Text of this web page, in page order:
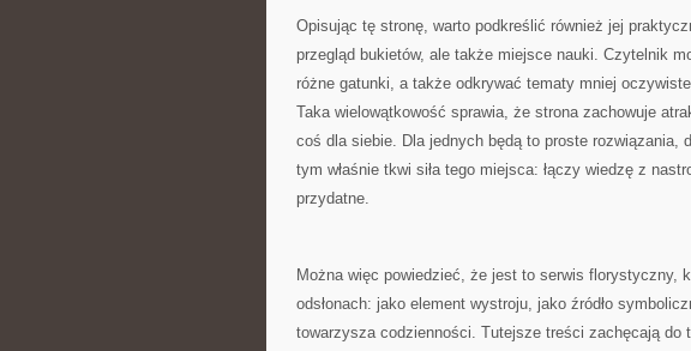
Opisując tę stronę, warto podkreślić również jej
przegląd bukietów, ale także miejsce nauki. Czytelnik
różne gatunki, a także odkrywać tematy mniej
Taka wielowątkowość sprawia, że strona zachowuje
coś dla siebie. Dla jednych będą to proste rozwiązania,
tym właśnie tkwi siła tego miejsca: łączy wiedzę z
przydatne.
Można więc powiedzieć, że jest to serwis florystyczny,
odsłonach: jako element wystroju, jako źródło
towarzysza codzienności. Tutejsze treści zachęcają do